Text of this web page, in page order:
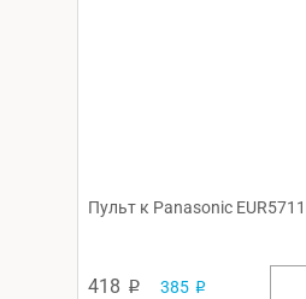
Пульт к Panasonic
418 p 385 p